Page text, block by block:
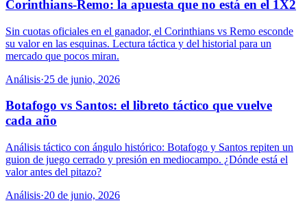
Corinthians-Remo: la apuesta que no está en el 1X2
Sin cuotas oficiales en el ganador, el Corinthians vs Remo esconde
su valor en las esquinas. Lectura táctica y del historial para un
mercado que pocos miran.
Análisis·25 de junio, 2026
Botafogo vs Santos: el libreto táctico que vuelve
cada año
Análisis táctico con ángulo histórico: Botafogo y Santos repiten un
guion de juego cerrado y presión en mediocampo. ¿Dónde está el
valor antes del pitazo?
Análisis·20 de junio, 2026